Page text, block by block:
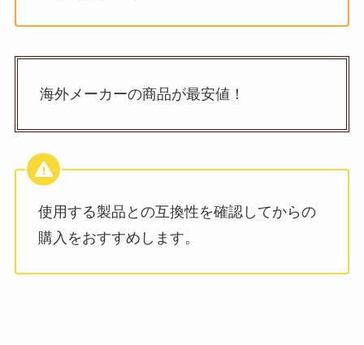
海外メーカーの商品が最安値！
使用する製品との互換性を確認してからの
購入をおすすめします。